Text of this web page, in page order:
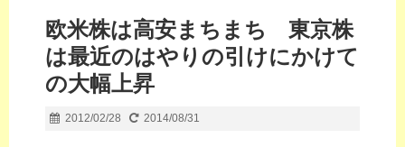
欧米株は高安まちまち 東京株
は最近のはやりの引けにかけて
の大幅上昇
2012/02/28 2014/08/31